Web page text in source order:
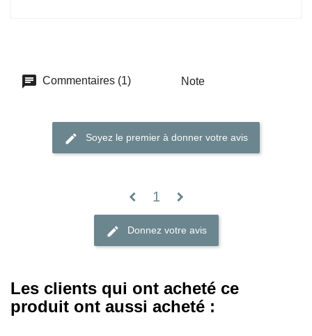
Commentaires (1) Note
Soyez le premier à donner votre avis
chevron_left 1 chevron_right
Donnez votre avis
Les clients qui ont acheté ce
produit ont aussi acheté :